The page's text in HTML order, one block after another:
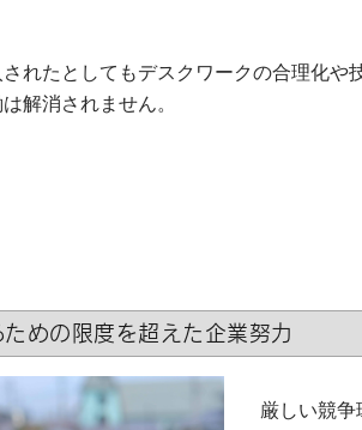
れたとしてもデスクワークの合理化や
解消されません。
めの限度を超えた企業努力
厳しい競争